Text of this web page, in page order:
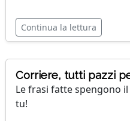
Continua la lettura
Corriere, tutti pazzi
Le frasi fatte spengono
tu!